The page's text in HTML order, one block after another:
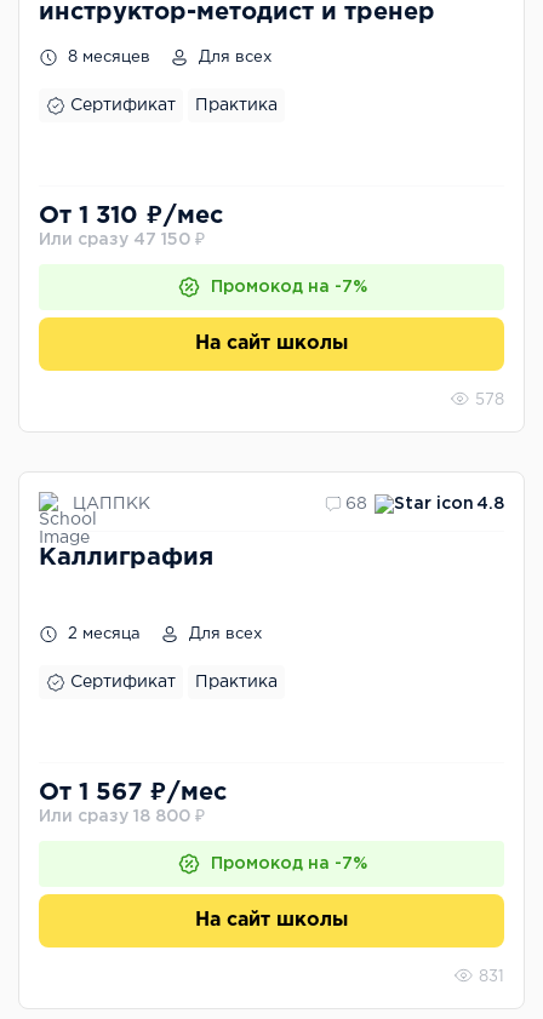
инструктор-методист и тренер
8 месяцев Для всех
Сертификат Практика
От 1 310 ₽/мес
Или сразу 47 150 ₽
Промокод на -7%
На сайт школы
578
ЦАППКК 68 4.8
Каллиграфия
2 месяца Для всех
Сертификат Практика
От 1 567 ₽/мес
Или сразу 18 800 ₽
Промокод на -7%
На сайт школы
831